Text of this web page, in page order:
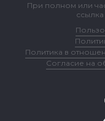
При полном или
Политика в
Согласие на